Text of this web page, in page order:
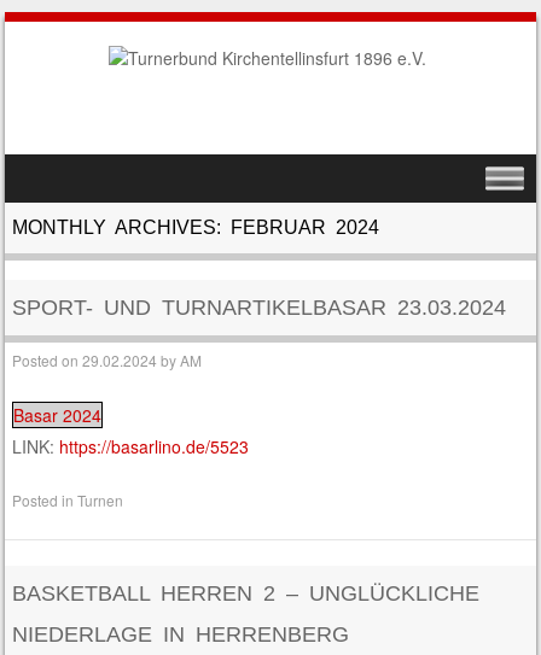
MENU
MONTHLY ARCHIVES: FEBRUAR 2024
SPORT- UND TURNARTIKELBASAR 23.03.2024
Posted on29.02.2024 byAM
Basar 2024
LINK: https://basarlino.de/5523
Posted inTurnen
BASKETBALL HERREN 2 – UNGLÜCKLICHE
NIEDERLAGE IN HERRENBERG